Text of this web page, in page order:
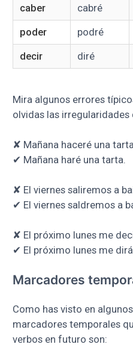
caber
cabré
poder
podré
decir
diré
Mira algunos errores
olvidas las
✘ Mañana haceré una
✔ Mañana haré una tarta.
✘ El viernes saliremos a
✔ El viernes saldremos a
✘ El próximo lunes me
✔ El próximo lunes me
Marcadores
Como has visto en
marcadores temporales
verbos en futuro son: